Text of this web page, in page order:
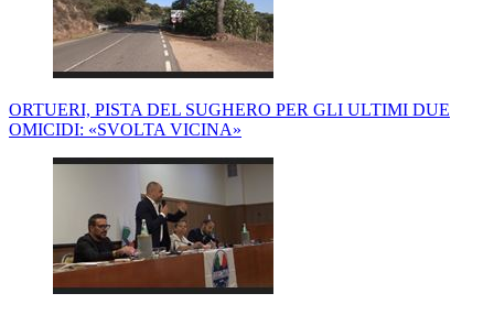
ORTUERI, PISTA DEL SUGHERO PER GLI ULTIMI DUE
OMICIDI: «SVOLTA VICINA»